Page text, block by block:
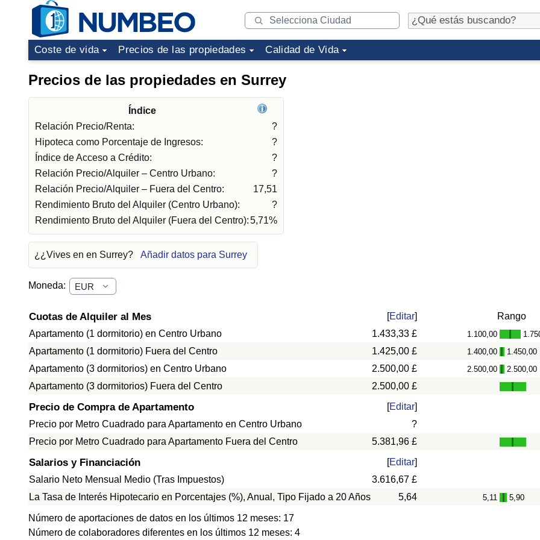
Coste de vida Precios de las propiedades Calidad de Vida
Precios de las propiedades en Surrey
Índice
Relación Precio/Renta:
?
Hipoteca como Porcentaje de Ingresos:
?
Índice de Acceso a Crédito:
?
Relación Precio/Alquiler – Centro Urbano:
?
Relación Precio/Alquiler – Fuera del Centro:
17,51
Rendimiento Bruto del Alquiler (Centro Urbano):
?
Rendimiento Bruto del Alquiler (Fuera del Centro):5,71%
¿¿Vives en en Surrey? Añadir datos para Surrey
Moneda:
Cuotas de Alquiler al Mes [Editar]
Rango
Apartamento (1 dormitorio) en Centro Urbano
1.433,33 £ 1.100,00 -
Apartamento (1 dormitorio) Fuera del Centro 1.425,00 £ 1.400,00 - 1.450,00
Apartamento (3 dormitorios) en Centro Urbano 2.500,00 £ 2.500,00 - 2.500,00
Apartamento (3 dormitorios) Fuera del Centro 2.500,00 £
Precio de Compra de Apartamento [Editar]
Precio por Metro Cuadrado para Apartamento en Centro Urbano
?
Precio por Metro Cuadrado para Apartamento Fuera del Centro
5.381,96 £
Salarios y Financiación [Editar]
Salario Neto Mensual Medio (Tras Impuestos)
3.616,67 £
La Tasa de Interés Hipotecario en Porcentajes (%), Anual, Tipo Fijado a 20 Años
5,64 5,11 - 5,90
Número de aportaciones de datos en los últimos 12 meses: 17
Número de colaboradores diferentes en los últimos 12 meses: 4